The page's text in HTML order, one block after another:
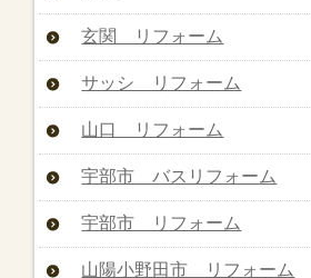
玄関 リフォーム
サッシ リフォーム
山口 リフォーム
宇部市 バスリフォーム
宇部市 リフォーム
山陽小野田市 リフォーム